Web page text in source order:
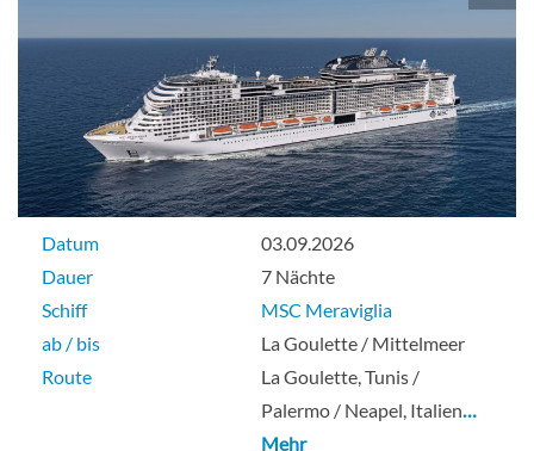
Datum
03.09.2026
Dauer
7 Nächte
Schiff
MSC Meraviglia
ab / bis
La Goulette / Mittelmeer
Route
La Goulette, Tunis /
Palermo / Neapel, Italien…
Mehr